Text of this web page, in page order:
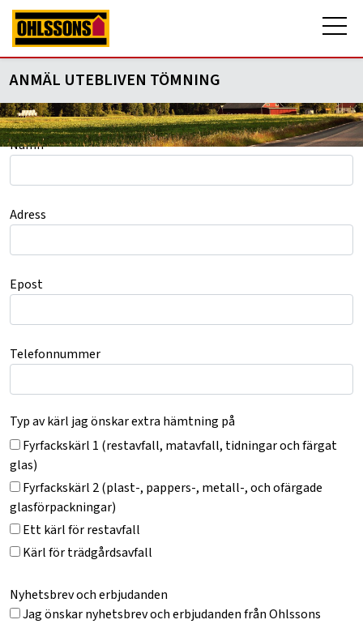
ANMÄL UTEBLIVEN TÖMNING
Namn
Adress
Epost
Telefonnummer
Typ av kärl jag önskar extra hämtning på
Fyrfackskärl 1 (restavfall, matavfall, tidningar och färgat
glas)
Fyrfackskärl 2 (plast-, pappers-, metall-, och ofärgade
glasförpackningar)
Ett kärl för restavfall
Kärl för trädgårdsavfall
Nyhetsbrev och erbjudanden
Jag önskar nyhetsbrev och erbjudanden från Ohlssons